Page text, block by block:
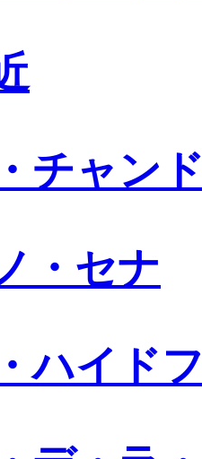
チャン
・セナ
ハイド